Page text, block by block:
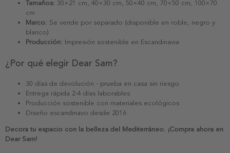
Tamaños: 30×21 cm, 40×30 cm, 50×40 cm, 70×50 cm, 100×70
cm
Marco: Se vende por separado (disponible en roble, negro y
blanco)
Producción: Impresión sostenible en Escandinavia
¿Por qué elegir Dear Sam?
30 días de devolución - prueba en casa sin riesgo
Entrega rápida 2-4 días laborables
Producción sostenible con materiales ecológicos
Diseño escandinavo desde 2016
Decora tu espacio con la belleza del Mediterráneo. ¡Compra ahora en
Dear Sam!